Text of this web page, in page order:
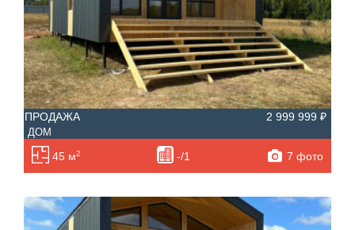
ПРОДАЖА 2 999 999 ₽
ДОМ
45 м2 -/1 7 фото